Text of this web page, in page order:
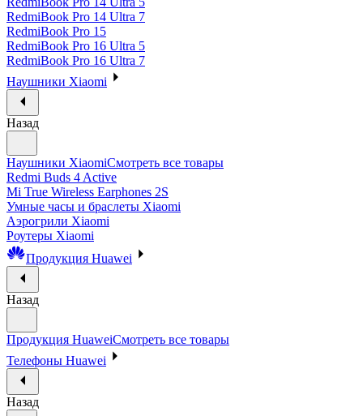
RedmiBook Pro 14 Ultra 7
RedmiBook Pro 15
RedmiBook Pro 16 Ultra 5
RedmiBook Pro 16 Ultra 7
Наушники Xiaomi
Назад
Наушники XiaomiСмотреть все товары
Redmi Buds 4 Active
Mi True Wireless Earphones 2S
Умные часы и браслеты Xiaomi
Аэрогрили Xiaomi
Роутеры Xiaomi
Продукция Huawei
Назад
Продукция HuaweiСмотреть все товары
Телефоны Huawei
Назад